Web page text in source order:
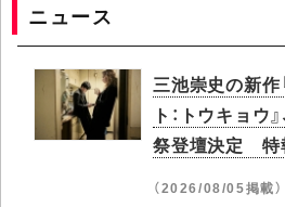
ニュース
三池崇史の新作
ト：トウキョウ
祭登壇決定 特
（2026/08/05掲載）